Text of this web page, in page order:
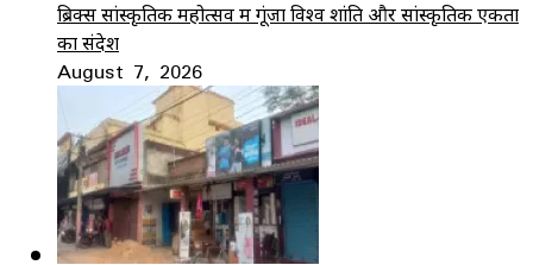
ब्रिक्स सांस्कृतिक महोत्सव में गूंजा विश्व शांति और सांस्कृतिक एकता
का संदेश
August 7, 2026